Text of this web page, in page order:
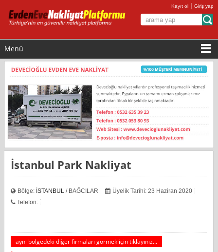
Kayıt ol |Giriş yap
Menü
İstanbul Park Nakliyat
Bölge: İSTANBUL / BAĞCILAR
Üyelik Tarihi: 23 Haziran 2020
Telefon:
aynı bölgedeki diğer firmaları görmek için tıklayınız...